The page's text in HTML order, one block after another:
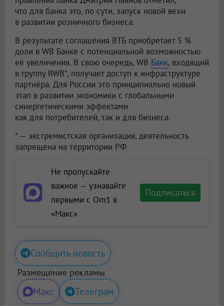
что для банка это, по сути, запуск новой вехи
в развитии розничного бизнеса.
В результате соглашения ВТБ приобретает 5 %
доли в WB Банке с потенциальной возможностью
её увеличения. В свою очередь, WB Банк, входящий
в группу RWB*, получает доступ к инфраструктуре
партнёра. Для России это принципиально новый
этап в развитии экономики с глобальными
синергетическими эффектами
как для потребителей, так и для бизнеса.
* — экстремистская организация, деятельность
запрещена на территории РФ
Не пропускайте
важное — узнавайте
первыми с Om1 в
«Макс»
Подписаться
Сообщить новость
Размещение рекламы
Макс Телеграм